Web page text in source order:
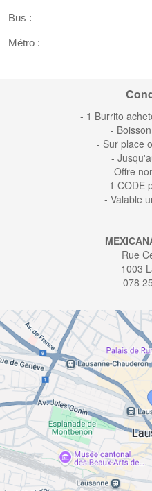
Bus :
Métro :
- 1 Burrito
-
- Sur place
-
- Offre
- 1 CODE
- Valable
Rue
1003
078